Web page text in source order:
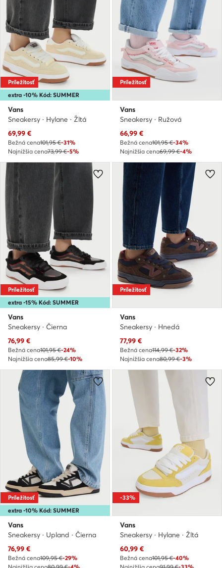
extra -10% Kód: SUMMER
Príležitosť
Vans
Sneakersy · Hylane · Žltá
Aktuálna cena
69,99 €
Bežná cena101,95 €-31%
Najnižšia cena73,99 €-5%
Príležitosť
Vans
Sneakersy · Ružová
Aktuálna cena
66,99 €
Bežná cena101,95 €-34%
Najnižšia cena69,99 €-4%
extra -15% Kód: SUMMER
Príležitosť
Vans
Sneakersy · Čierna
Aktuálna cena
76,99 €
Bežná cena101,95 €-24%
Najnižšia cena85,99 €-10%
Príležitosť
Vans
Sneakersy · Hnedá
Aktuálna cena
77,99 €
Bežná cena114,99 €-32%
Najnižšia cena80,99 €-3%
extra -10% Kód: SUMMER
Príležitosť
Vans
Sneakersy · Upland · Čierna
Aktuálna cena
76,99 €
Bežná cena109,95 €-29%
-33%
Vans
Sneakersy · Hylane · Žltá
Aktuálna cena
60,99 €
Bežná cena101,95 €-40%